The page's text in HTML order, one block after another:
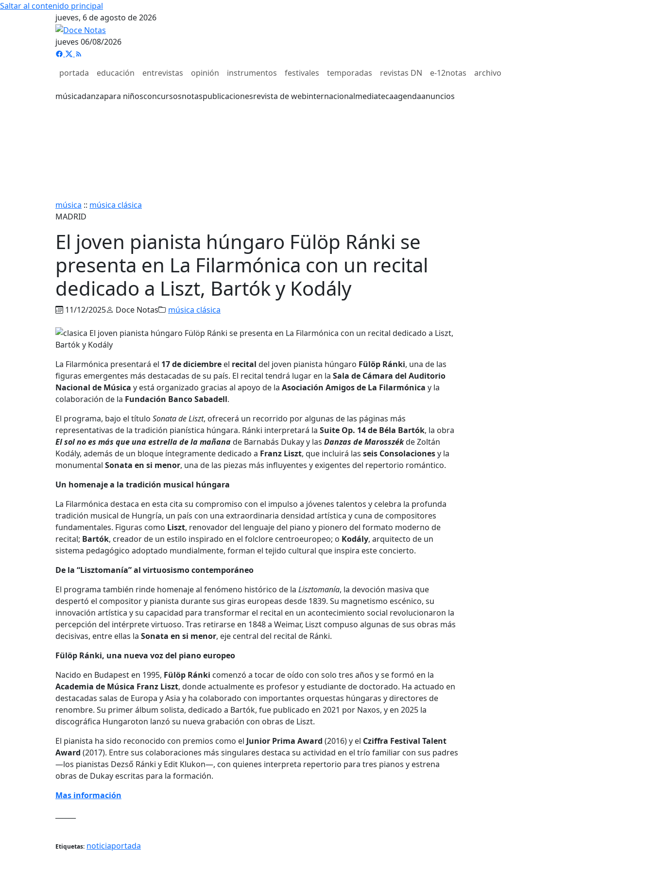
Saltar al contenido principal
jueves, 6 de agosto de 2026
jueves 06/08/2026
portada educación entrevistas opinión instrumentos festivales temporadas revistas DN e-12notas archivo
músicadanzapara niñosconcursosnotaspublicacionesrevista de webinternacionalmediatecaagendaanuncios
música :: música clásica
MADRID
El joven pianista húngaro Fülöp Ránki se
presenta en La Filarmónica con un recital
dedicado a Liszt, Bartók y Kodály
11/12/2025 Doce Notas música clásica
La Filarmónica presentará el 17 de diciembre el recital del joven pianista húngaro Fülöp Ránki, una de las
figuras emergentes más destacadas de su país. El recital tendrá lugar en la Sala de Cámara del Auditorio
Nacional de Música y está organizado gracias al apoyo de la Asociación Amigos de La Filarmónica y la
colaboración de la Fundación Banco Sabadell.
El programa, bajo el título Sonata de Liszt, ofrecerá un recorrido por algunas de las páginas más
representativas de la tradición pianística húngara. Ránki interpretará la Suite Op. 14 de Béla Bartók, la obra
El sol no es más que una estrella de la mañanade Barnabás Dukay y las Danzas de Marosszékde Zoltán
Kodály, además de un bloque íntegramente dedicado a Franz Liszt, que incluirá las seis Consolacionesy la
monumental Sonata en si menor, una de las piezas más influyentes y exigentes del repertorio romántico.
Un homenaje a la tradición musical húngara
La Filarmónica destaca en esta cita su compromiso con el impulso a jóvenes talentos y celebra la profunda
tradición musical de Hungría, un país con una extraordinaria densidad artística y cuna de compositores
fundamentales. Figuras como Liszt, renovador del lenguaje del piano y pionero del formato moderno de
recital; Bartók, creador de un estilo inspirado en el folclore centroeuropeo; o Kodály, arquitecto de un
sistema pedagógico adoptado mundialmente, forman el tejido cultural que inspira este concierto.
De la “Lisztomanía” al virtuosismo contemporáneo
El programa también rinde homenaje al fenómeno histórico de la Lisztomanía, la devoción masiva que
despertó el compositor y pianista durante sus giras europeas desde 1839. Su magnetismo escénico, su
innovación artística y su capacidad para transformar el recital en un acontecimiento social revolucionaron la
percepción del intérprete virtuoso. Tras retirarse en 1848 a Weimar, Liszt compuso algunas de sus obras más
decisivas, entre ellas la Sonata en si menor, eje central del recital de Ránki.
Fülöp Ránki, una nueva voz del piano europeo
Nacido en Budapest en 1995, Fülöp Ránki comenzó a tocar de oído con solo tres años y se formó en la
Academia de Música Franz Liszt, donde actualmente es profesor y estudiante de doctorado. Ha actuado en
destacadas salas de Europa y Asia y ha colaborado con importantes orquestas húngaras y directores de
renombre. Su primer álbum solista, dedicado a Bartók, fue publicado en 2021 por Naxos, y en 2025 la
discográfica Hungaroton lanzó su nueva grabación con obras de Liszt.
El pianista ha sido reconocido con premios como el Junior Prima Award (2016) y el Cziffra Festival Talent
Award (2017). Entre sus colaboraciones más singulares destaca su actividad en el trío familiar con sus padres
—los pianistas Dezső Ránki y Edit Klukon—, con quienes interpreta repertorio para tres pianos y estrena
obras de Dukay escritas para la formación.
Mas información
Etiquetas: noticiaportada